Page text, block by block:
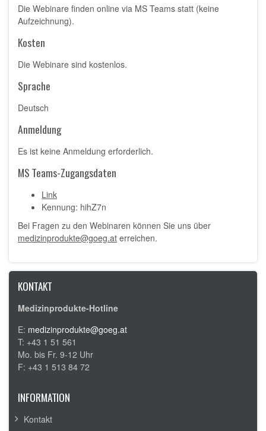
Die Webinare finden online via MS Teams statt (keine
Aufzeichnung).
Kosten
Die Webinare sind kostenlos.
Sprache
Deutsch
Anmeldung
Es ist keine Anmeldung erforderlich.
MS Teams-Zugangsdaten
Link
Kennung: hihZ7n
Bei Fragen zu den Webinaren können Sie uns über
medizinprodukte@goeg.at erreichen.
KONTAKT
Medizinprodukte-Hotline
E: medizinprodukte@goeg.at
T: +43 1 51 561
Mo. bis Fr. 9-12 Uhr
F: +43 1 513 84 72
INFORMATION
Kontakt